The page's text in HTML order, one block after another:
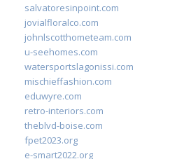
salvatoresinpoint.com
jovialfloralco.com
johnlscotthometeam.com
u-seehomes.com
watersportslagonissi.com
mischieffashion.com
eduwyre.com
retro-interiors.com
theblvd-boise.com
fpet2023.org
e-smart2022.org